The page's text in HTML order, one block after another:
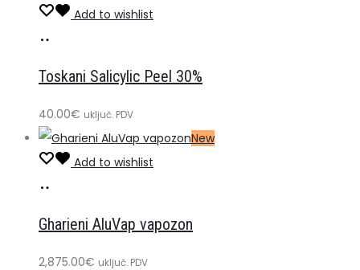
količina
Add to wishlist
košaricu
Toskani Salicylic Peel 30%
40.00€ uključ. PDV
New
Add to wishlist
košaricu
Gharieni AluVap vapozon
2,875.00€ uključ. PDV